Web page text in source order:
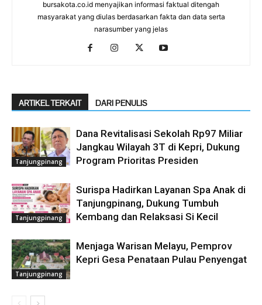
bursakota.co.id menyajikan informasi faktual ditengah
masyarakat yang diulas berdasarkan fakta dan data serta
narasumber yang jelas
ARTIKEL TERKAIT DARI PENULIS
Tanjungpinang
Dana Revitalisasi Sekolah Rp97 Miliar
Jangkau Wilayah 3T di Kepri, Dukung
Program Prioritas Presiden
Tanjungpinang
Surispa Hadirkan Layanan Spa Anak di
Tanjungpinang, Dukung Tumbuh
Kembang dan Relaksasi Si Kecil
Tanjungpinang
Menjaga Warisan Melayu, Pemprov
Kepri Gesa Penataan Pulau Penyengat